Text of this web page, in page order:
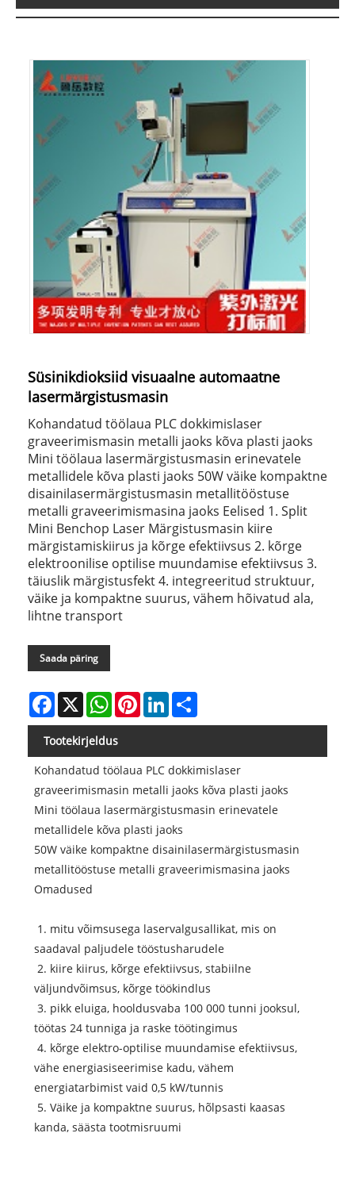
Süsinikdioksiid visuaalne automaatne
lasermärgistusmasin
Kohandatud töölaua PLC dokkimislaser
graveerimismasin metalli jaoks kõva plasti jaoks
Mini töölaua lasermärgistusmasin erinevatele
metallidele kõva plasti jaoks 50W väike kompaktne
disainilasermärgistusmasin metallitööstuse
metalli graveerimismasina jaoks Eelised 1. Split
Mini Benchop Laser Märgistusmasin kiire
märgistamiskiirus ja kõrge efektiivsus 2. kõrge
elektroonilise optilise muundamise efektiivsus 3.
täiuslik märgistusfekt 4. integreeritud struktuur,
väike ja kompaktne suurus, vähem hõivatud ala,
lihtne transport
Saada päring
Facebook
X WhatsAppPinterestLinkedIn
Tootekirjeldus
Kohandatud töölaua PLC dokkimislaser
graveerimismasin metalli jaoks kõva plasti jaoks
Mini töölaua lasermärgistusmasin erinevatele
metallidele kõva plasti jaoks
50W väike kompaktne disainilasermärgistusmasin
metallitööstuse metalli graveerimismasina jaoks
Omadused
1. mitu võimsusega laservalgusallikat, mis on
saadaval paljudele tööstusharudele
2. kiire kiirus, kõrge efektiivsus, stabiilne
väljundvõimsus, kõrge töökindlus
3. pikk eluiga, hooldusvaba 100 000 tunni jooksul,
töötas 24 tunniga ja raske töötingimus
4. kõrge elektro-optilise muundamise efektiivsus,
vähe energiasiseerimise kadu, vähem
energiatarbimist vaid 0,5 kW/tunnis
5. Väike ja kompaktne suurus, hõlpsasti kaasas
kanda, säästa tootmisruumi